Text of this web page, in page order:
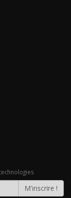
M'inscrire !